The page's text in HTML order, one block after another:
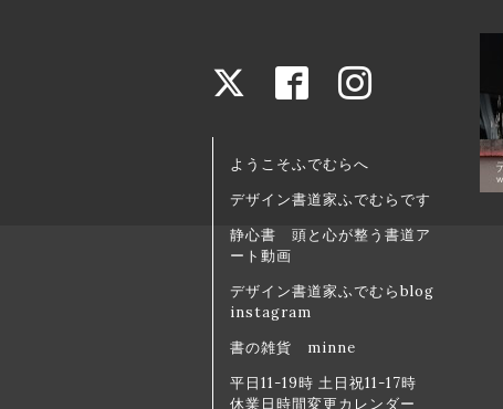
ようこそふでむらへ
デザイン書道家ふでむらです
静心書 頭と心が整う書道ア
ート動画
デザイン書道家ふでむらblog
instagram
書の雑貨 minne
平日11-19時 土日祝11-17時
休業日時間変更カレンダー